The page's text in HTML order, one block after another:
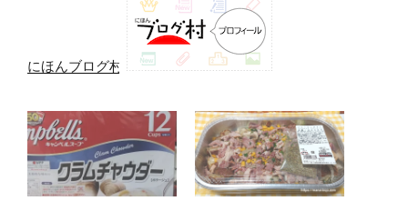
にほんブログ村